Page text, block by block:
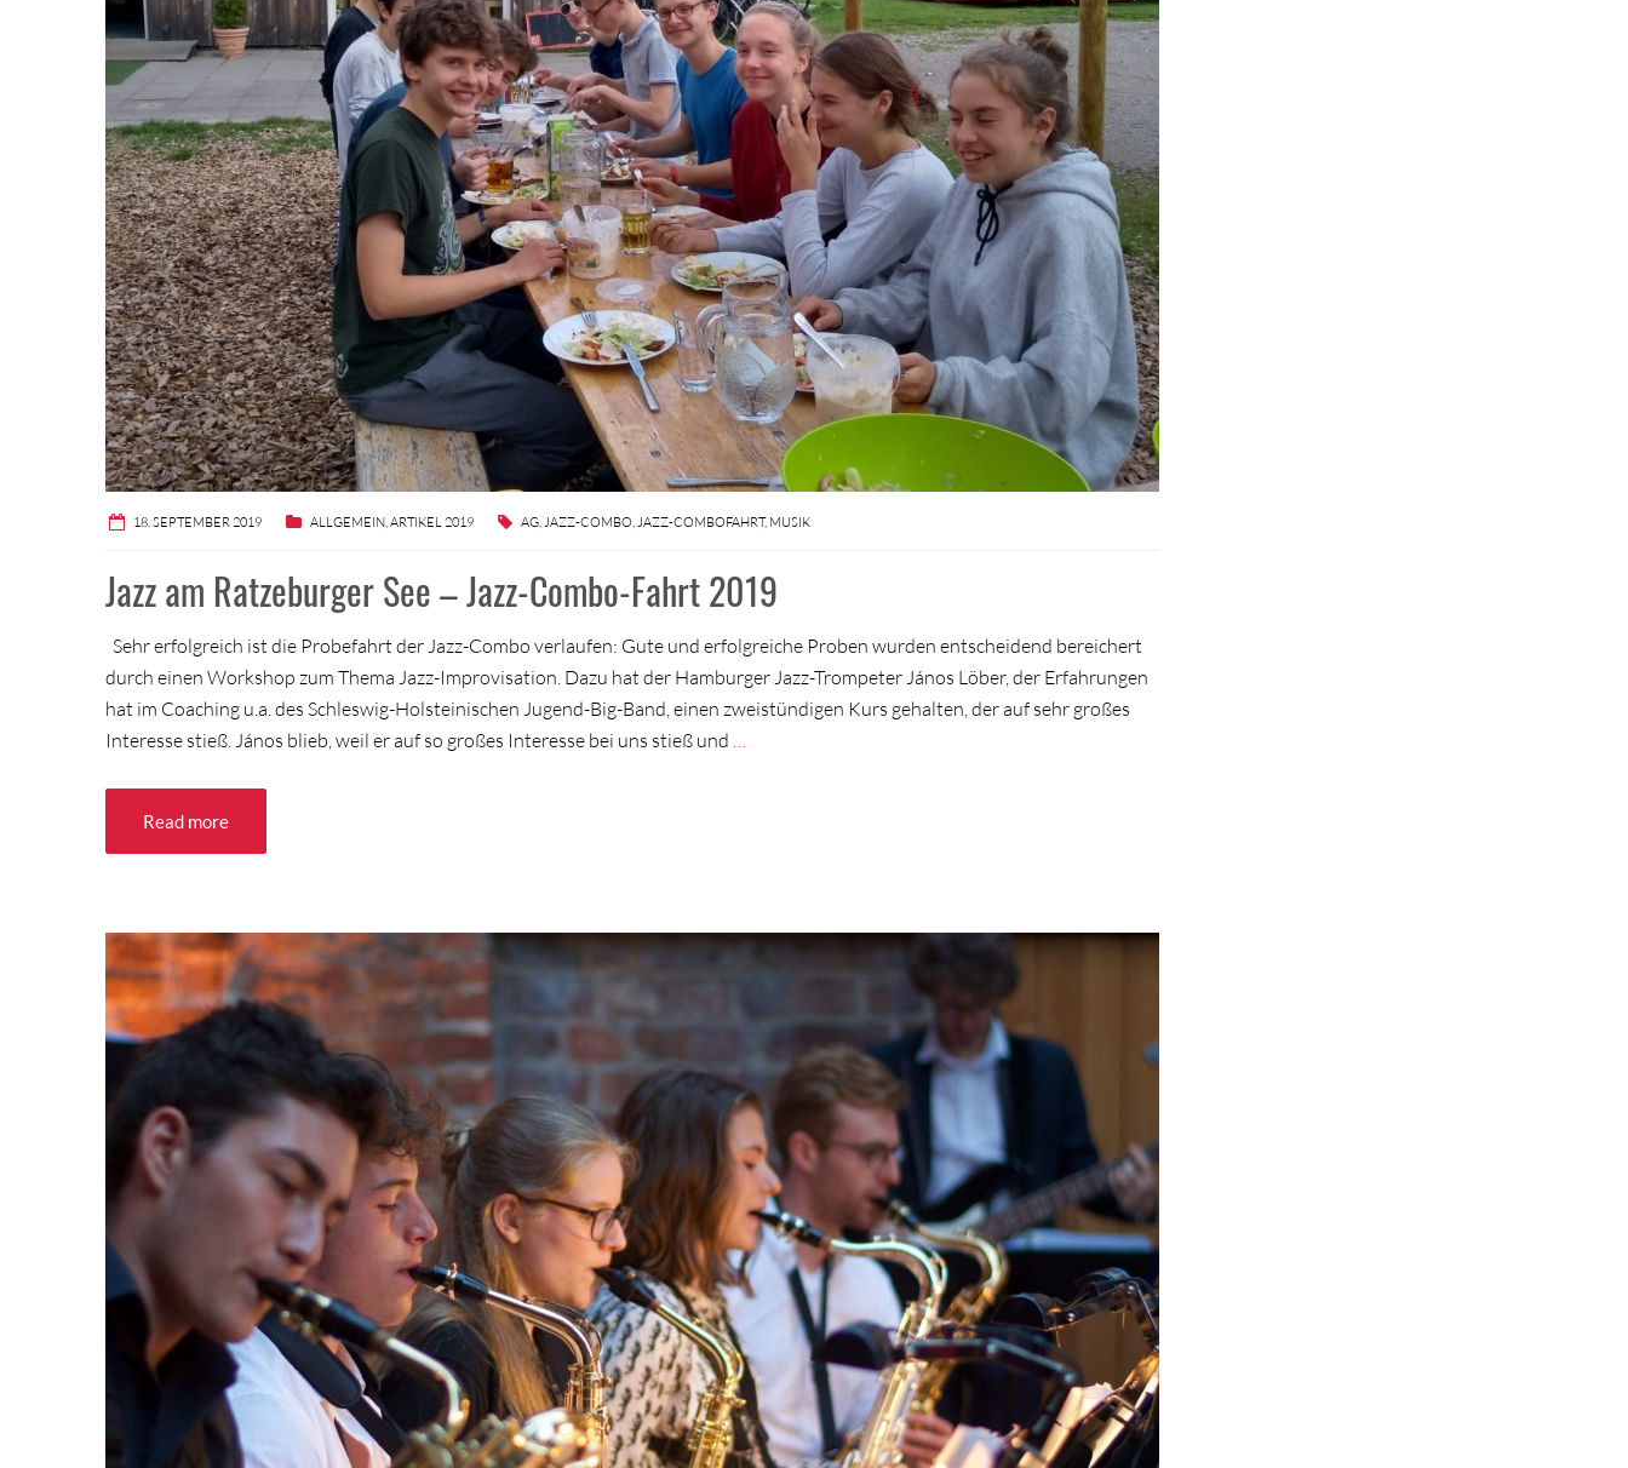
18. SEPTEMBER 2019 ALLGEMEIN ARTIKEL 2019 AG JAZZ-COMBO JAZZ-COMBOFAHRT, MUSIK
Jazz am Ratzeburger See – Jazz-Combo-Fahrt 2019
Sehr erfolgreich ist die Probefahrt der Jazz-Combo verlaufen: Gute und erfolgreiche Proben wurden entscheidend bereichert
durch einen Workshop zum Thema Jazz-Improvisation. Dazu hat der Hamburger Jazz-Trompeter János Löber, der Erfahrungen
hat im Coaching u.a. des Schleswig-Holsteinischen Jugend-Big-Band, einen zweistündigen Kurs gehalten, der auf sehr großes
Interesse stieß. János blieb, weil er auf so großes Interesse bei uns stieß und
Read more